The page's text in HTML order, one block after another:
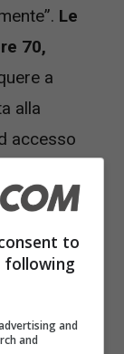
Le
70,
a
alla
accesso
to
following
and
and